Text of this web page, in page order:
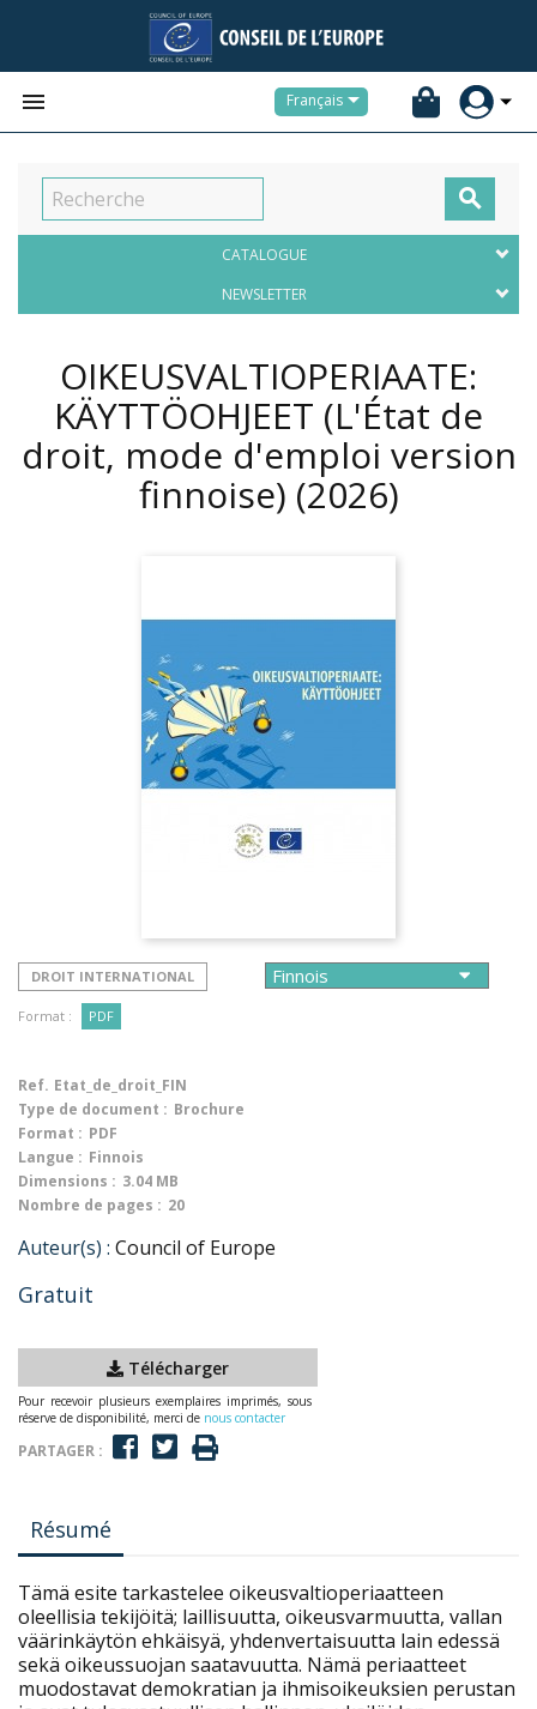
 Français

CATALOGUE
NEWSLETTER
OIKEUSVALTIOPERIAATE:
KÄYTTÖOHJEET (L'État de
droit, mode d'emploi version
finnoise) (2026)
DROIT INTERNATIONAL
Format : PDF
Ref. Etat_de_droit_FIN
Type de document : Brochure
Format : PDF
Langue : Finnois
Dimensions : 3.04 MB
Nombre de pages : 20
Auteur(s) : Council of Europe
Gratuit
Télécharger
Pour recevoir plusieurs exemplaires imprimés, sous
réserve de disponibilité, merci de nous contacter
PARTAGER :
Résumé
Tämä esite tarkastelee oikeusvaltioperiaatteen
oleellisia tekijöitä; laillisuutta, oikeusvarmuutta, vallan
väärinkäytön ehkäisyä, yhdenvertaisuutta lain edessä
sekä oikeussuojan saatavuutta. Nämä periaatteet
muodostavat demokratian ja ihmisoikeuksien perustan